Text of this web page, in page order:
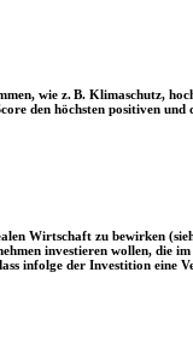
wie z. B. Klimaschutz,
den höchsten positiven
Wirtschaft zu bewirken
investieren wollen, die
infolge der Investition eine